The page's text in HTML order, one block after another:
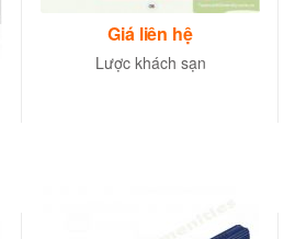
Giá liên hệ
Lược khách sạn